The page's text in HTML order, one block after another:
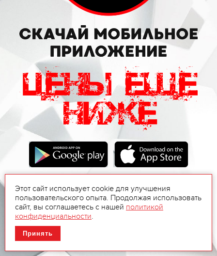
Этот сайт использует cookie для улучшения
пользовательского опыта. Продолжая использовать
сайт, вы соглашаетесь с нашей политикой
конфиденциальности.
Принять